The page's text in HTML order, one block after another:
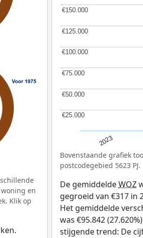
en
Klik op
2023
€25.000
€25.000
€50.000
€50.000
€75.000
€75.000
€100.000
€100.000
€125.000
€125.000
€150.000
€150.000
Bovenstaande grafiek
postcodegebied 5623 PJ.
De gemiddeldeWOZ
gegroeid van €317 in
Het gemiddelde
was €95.842
stijgende trend: De